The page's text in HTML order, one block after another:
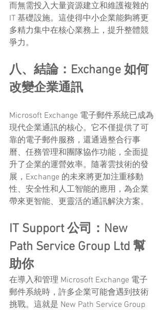
而無需投入大量資源建立和維護複雜的
IT 基礎設施。這使得中小企業能夠將更
多精力集中在核心業務上，提升整體競
爭力。
八、結論：Exchange 如何
改變企業通訊
Microsoft Exchange 電子郵件系統已成為
現代企業通訊的核心。它不僅提供了可
靠的電子郵件服務，還通過整合行事
曆、任務管理和團隊協作功能，全面提
升了企業的運營效率。隨著雲技術的發
展，Exchange 的未來將更加注重移動
性、安全性和人工智能的應用，為企業
帶來更智能、更靈活的通訊解決方案。
IT Support 公司：New
Path Service Group Ltd 幫
助你
在導入和管理 Microsoft Exchange 電子
郵件系統時，許多企業可能會遇到技術
挑戰。這就是 New Path Service Group